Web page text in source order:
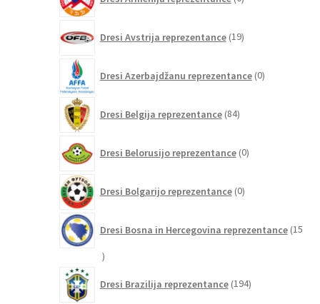
izdelkov
Dresi Avstrija reprezentance 19izdelkov
Dresi Azerbajdžanu reprezentance 0izdelkov
Dresi Belgija reprezentance 84izdelkov
Dresi Belorusijo reprezentance 0izdelkov
Dresi Bolgarijo reprezentance 0izdelkov
Dresi Bosna in Hercegovina reprezentance 15
15
Dresi Brazilija reprezentance 194izdelkov